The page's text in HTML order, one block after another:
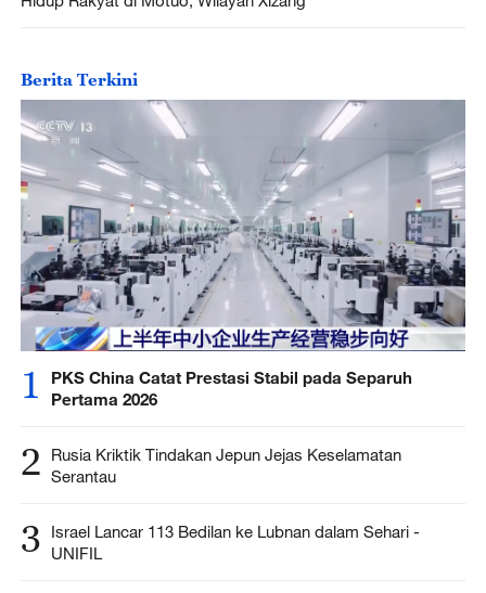
Berita Terkini
1
PKS China Catat Prestasi Stabil pada Separuh
Pertama 2026
2
Rusia Kriktik Tindakan Jepun Jejas Keselamatan
Serantau
3
Israel Lancar 113 Bedilan ke Lubnan dalam Sehari -
UNIFIL